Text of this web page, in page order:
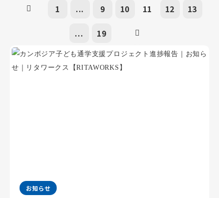
1 ... 9 10 11 12 13
... 19
お知らせ